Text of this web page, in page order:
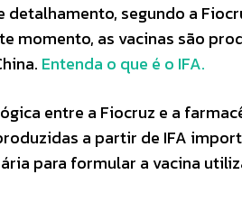
segundo a
momento, as vacinas são
Entenda o que é o IFA.
entre a Fiocruz e a
a partir de IFA
para formular a vacina